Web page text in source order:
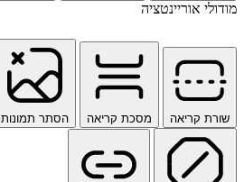
מודולי אוריינטציה
שורת קריאה מסכת קריאה הסתר תמונות